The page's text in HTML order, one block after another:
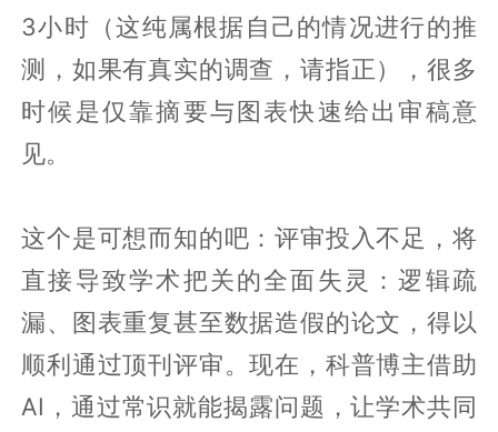
3小时（这纯属根据自己的情况进行的推
测，如果有真实的调查，请指正），很多
时候是仅靠摘要与图表快速给出审稿意
见。
这个是可想而知的吧：评审投入不足，将
直接导致学术把关的全面失灵：逻辑疏
漏、图表重复甚至数据造假的论文，得以
顺利通过顶刊评审。现在，科普博主借助
AI，通过常识就能揭露问题，让学术共同